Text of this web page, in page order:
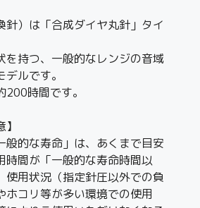
針）は「合成ダイヤ丸針」タイ
を持つ、一般的なレンジの音域
ルです。
時間です。
般的な寿命」は、あくまで目安
時間が「一般的な寿命時間以
使用状況（指定針圧以外での負
ホコリ等が多い環境での使用